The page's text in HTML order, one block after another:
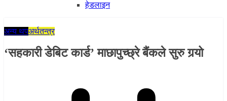
हेडलाइन
अन्य थपअर्थतन्त्र
‘सहकारी डेबिट कार्ड’ माछापुच्छ्रे बैंकले सुरु गर्‍यो